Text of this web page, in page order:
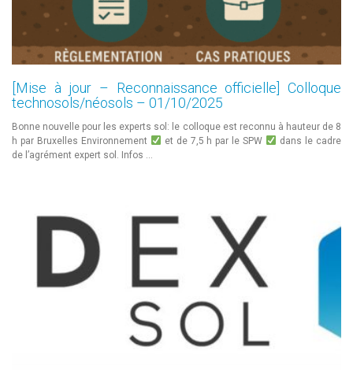
[Mise à jour – Reconnaissance officielle] Colloque
technosols/néosols – 01/10/2025
Bonne nouvelle pour les experts sol: le colloque est reconnu à hauteur de 8
h par Bruxelles Environnement
et de 7,5 h par le SPW
dans le cadre
de l’agrément expert sol. Infos …